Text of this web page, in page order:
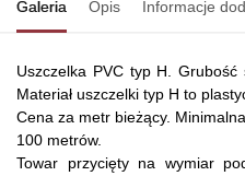
Galeria Opis Informacje
Uszczelka PVC typ H. Grubość
Materiał uszczelki typ H to
Cena za metr bieżący.
100 metrów.
Towar przycięty na wymiar